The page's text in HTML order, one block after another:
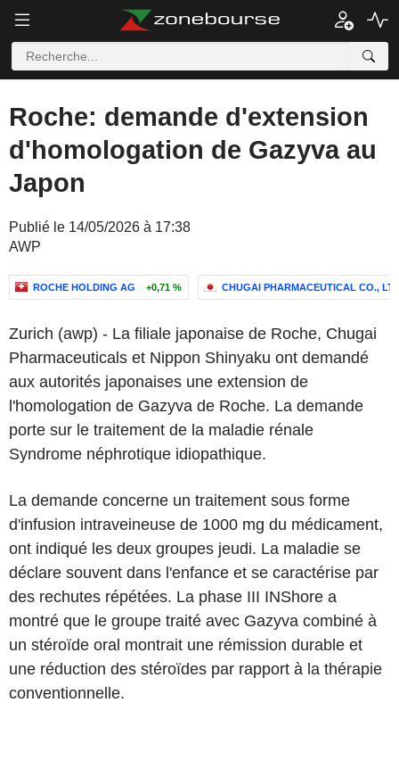
Roche: demande d'extension
d'homologation de Gazyva au
Japon
Publié le 14/05/2026 à 17:38
AWP
ROCHE HOLDING AG +0,71 % CHUGAI PHARMACEUTICAL CO.,
Zurich (awp) - La filiale japonaise de Roche, Chugai
Pharmaceuticals et Nippon Shinyaku ont demandé
aux autorités japonaises une extension de
l'homologation de Gazyva de Roche. La demande
porte sur le traitement de la maladie rénale
Syndrome néphrotique idiopathique.
La demande concerne un traitement sous forme
d'infusion intraveineuse de 1000 mg du médicament,
ont indiqué les deux groupes jeudi. La maladie se
déclare souvent dans l'enfance et se caractérise par
des rechutes répétées. La phase III INShore a
montré que le groupe traité avec Gazyva combiné à
un stéroïde oral montrait une rémission durable et
une réduction des stéroïdes par rapport à la thérapie
conventionnelle.